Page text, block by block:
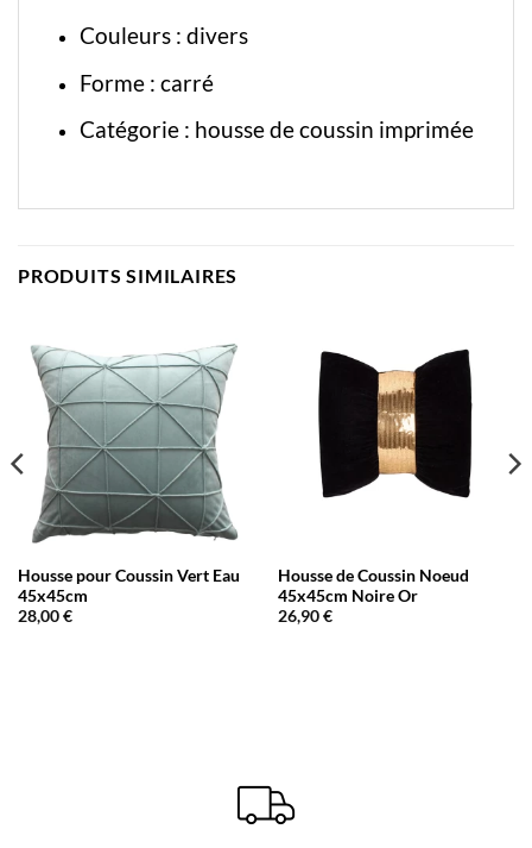
Couleurs : divers
Forme : carré
Catégorie : housse de coussin imprimée
PRODUITS SIMILAIRES
Housse pour Coussin Vert Eau
45x45cm
28,00€
Housse de Coussin Noeud
45x45cm Noire Or
26,90€